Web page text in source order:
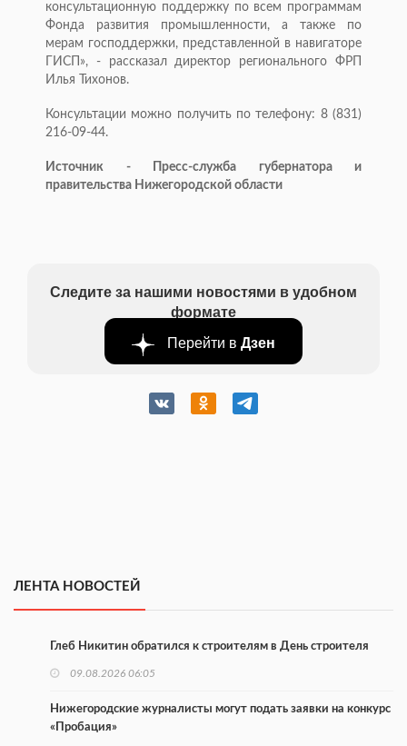
консультационную поддержку по всем программам
Фонда развития промышленности, а также по
мерам господдержки, представленной в навигаторе
ГИСП», - рассказал директор регионального ФРП
Илья Тихонов.
Консультации можно получить по телефону: 8 (831)
216-09-44.
Источник - Пресс-служба губернатора и
правительства Нижегородской области
Следите за нашими новостями в удобном
формате
Перейти в Дзен
ЛЕНТА НОВОСТЕЙ
Глеб Никитин обратился к строителям в День строителя
09.08.2026 06:05
Нижегородские журналисты могут подать заявки на конкурс
«Пробация»